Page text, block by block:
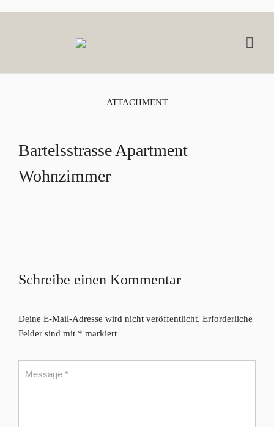
ATTACHMENT
Bartelsstrasse Apartment
Wohnzimmer
Schreibe einen Kommentar
Deine E-Mail-Adresse wird nicht veröffentlicht. Erforderliche
Felder sind mit * markiert